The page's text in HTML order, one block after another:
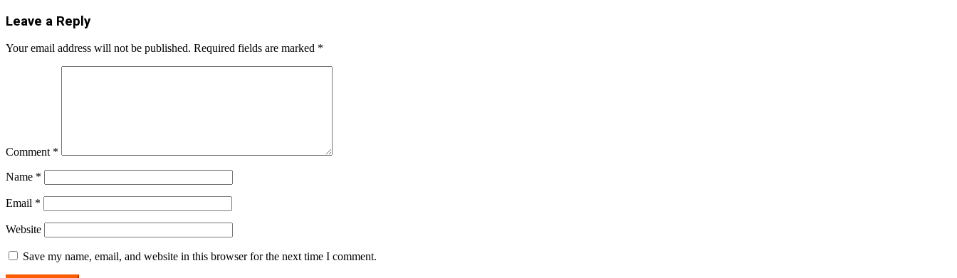
Leave a Reply
Your email address will not be published. Required fields are marked *
Comment *
Name *
Email *
Website
Save my name, email, and website in this browser for the next time I comment.